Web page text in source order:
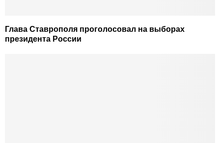
Глава Ставрополя проголосовал на выборах
президента России